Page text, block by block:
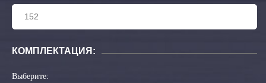
КОМПЛЕКТАЦИЯ:
Выберите: